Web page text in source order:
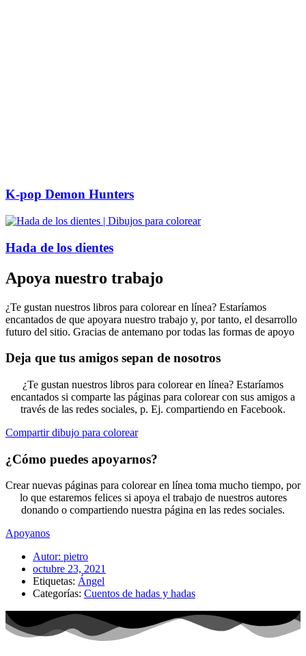
K-pop Demon Hunters
Hada de los dientes
Apoya nuestro trabajo
¿Te gustan nuestros libros para colorear en línea? Estaríamos
encantados de que apoyara nuestro trabajo y, por tanto, el desarrollo
futuro del sitio. Gracias de antemano por todas las formas de apoyo
Deja que tus amigos sepan de nosotros
¿Te gustan nuestros libros para colorear en línea? Estaríamos
encantados si comparte las páginas para colorear con sus amigos a
través de las redes sociales, p. Ej. compartiendo en Facebook.
Compartir dibujo para colorear
¿Cómo puedes apoyarnos?
Crear nuevas páginas para colorear en línea toma mucho tiempo, por
lo que estaremos felices si apoya el trabajo de nuestros autores
donando o compartiendo nuestra página en las redes sociales.
Apoyanos
Autor: pietro
octubre 23, 2021
Etiquetas: Ángel
Categorías: Cuentos de hadas y hadas